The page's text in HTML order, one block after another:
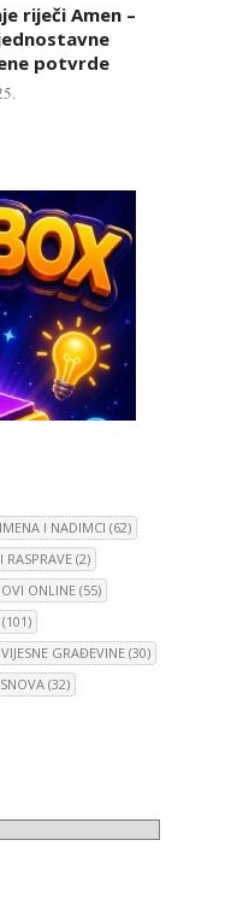
riječi Amen –
potvrde
IMENA I NADIMCI (62)
RASPRAVE(2)
ONLINE (55)
(101)
GRAĐEVINE(30)
(32)